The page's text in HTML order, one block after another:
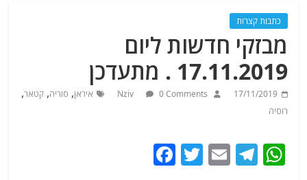
כתבות קצרות
מבזקי חדשות ליום
17.11.2019 . מתעדכן
17/11/2019
Nziv 0 Comments איראן, סוריה,קטאר,
רוסיה
W
T
E
T